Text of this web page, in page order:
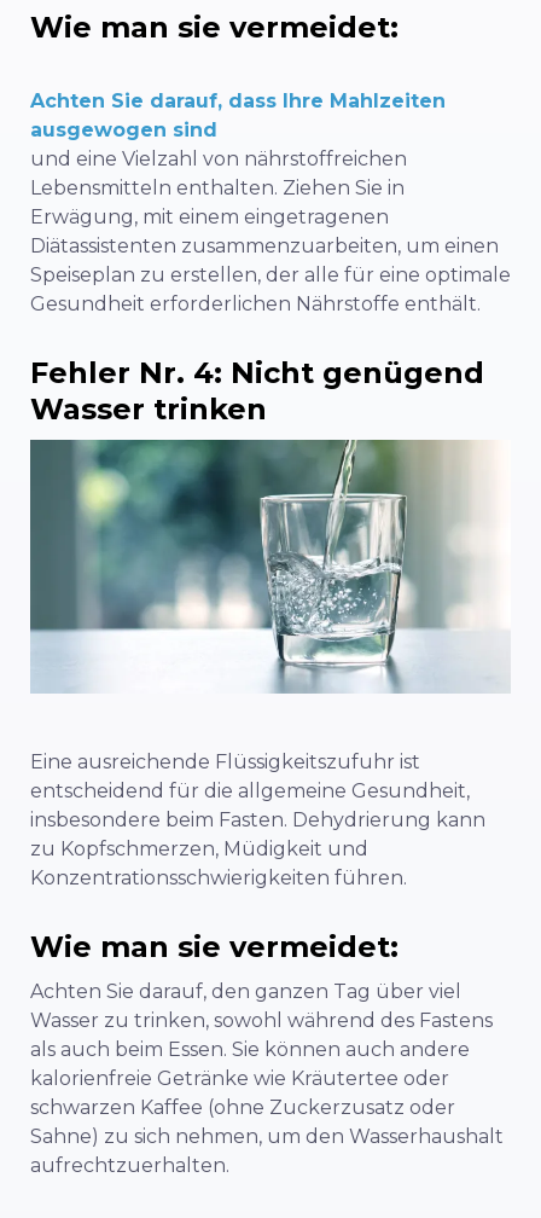
Wie man sie vermeidet:
Achten Sie darauf, dass Ihre Mahlzeiten
ausgewogen sind
und eine Vielzahl von nährstoffreichen
Lebensmitteln enthalten. Ziehen Sie in
Erwägung, mit einem eingetragenen
Diätassistenten zusammenzuarbeiten, um einen
Speiseplan zu erstellen, der alle für eine optimale
Gesundheit erforderlichen Nährstoffe enthält.
Fehler Nr. 4: Nicht genügend
Wasser trinken
Eine ausreichende Flüssigkeitszufuhr ist
entscheidend für die allgemeine Gesundheit,
insbesondere beim Fasten. Dehydrierung kann
zu Kopfschmerzen, Müdigkeit und
Konzentrationsschwierigkeiten führen.
Wie man sie vermeidet:
Achten Sie darauf, den ganzen Tag über viel
Wasser zu trinken, sowohl während des Fastens
als auch beim Essen. Sie können auch andere
kalorienfreie Getränke wie Kräutertee oder
schwarzen Kaffee (ohne Zuckerzusatz oder
Sahne) zu sich nehmen, um den Wasserhaushalt
aufrechtzuerhalten.